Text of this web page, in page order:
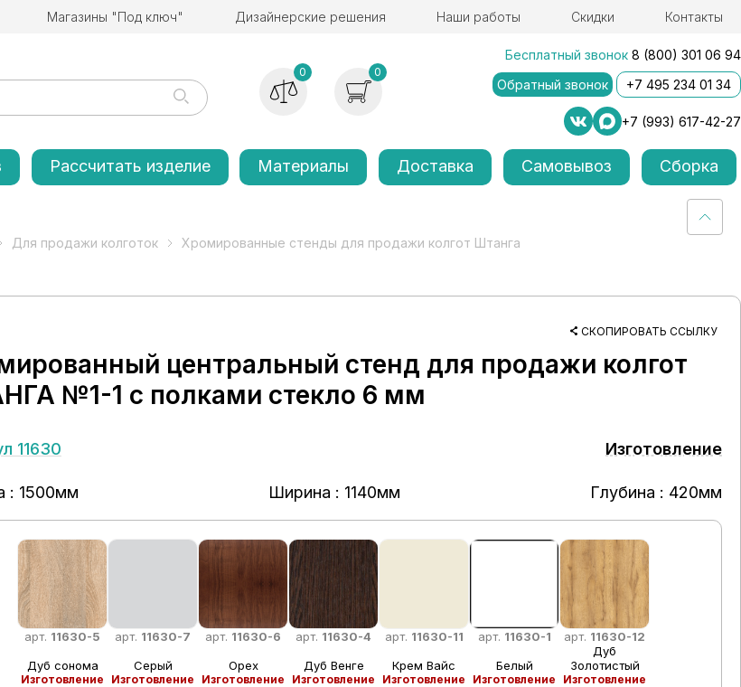
Магазины "Под ключ" Дизайнерские решения Наши работы Скидки Контакты
0 0
Бесплатный звонок 8 (800) 301 06 94
Обратный звонок
+7 495 234 01 34
+7 (993) 617-42-27
Рассчитать изделие Материалы Доставка Самовывоз Сборка
Для продажи колготок Хромированные стенды для продажи колгот Штанга
СКОПИРОВАТЬ ССЫЛКУ
центральный стенд для продажи колгот
№1-1 с полками стекло 6 мм
11630 Изготовление
: 1500мм Ширина : 1140мм Глубина : 420мм
арт. 11630-5
Дуб сонома
Изготовление
арт. 11630-7
Серый
Изготовление
арт. 11630-6
Орех
Изготовление
арт. 11630-4
Дуб Венге
Изготовление
арт. 11630-11
Крем Вайс
Изготовление
арт. 11630-1
Белый
Изготовление
арт. 11630-12
Дуб
Золотистый
Изготовление